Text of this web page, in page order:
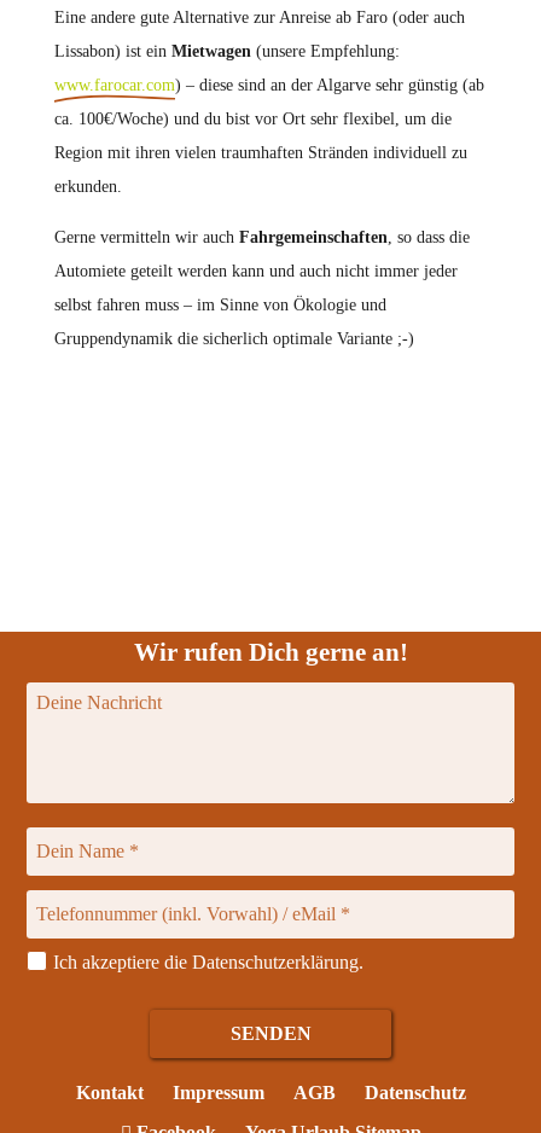
Eine andere gute Alternative zur Anreise ab Faro (oder auch
Lissabon) ist ein Mietwagen(unsere Empfehlung:
www.farocar.com) – diese sind an der Algarve sehr günstig (ab
ca. 100€/Woche) und du bist vor Ort sehr flexibel, um die
Region mit ihren vielen traumhaften Stränden individuell zu
erkunden.
Gerne vermitteln wir auch Fahrgemeinschaften, so dass die
Automiete geteilt werden kann und auch nicht immer jeder
selbst fahren muss – im Sinne von Ökologie und
Gruppendynamik die sicherlich optimale Variante ;-)
Wir rufen Dich gerne an!
Ich akzeptiere dieDatenschutzerklärung.
Kontakt Impressum AGB
Datenschutz